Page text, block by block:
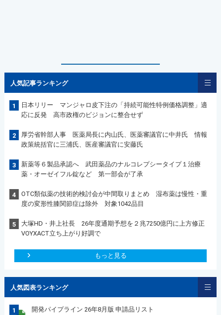
人気記事ランキング
1
日本リリー マンジャロ皮下注の「持続可能性特例価格調整」適
応に反発 高市政権のビジョンに整合せず
2
厚労省幹部人事 医薬局長に内山氏、医薬審議官に中井氏 情報
政策統括官に三浦氏、医産審議官に安藤氏
3
新薬等６製品承認へ 武田薬品のナルコレプシータイプ１治療
薬・オーゼイフル錠など 第一部会が了承
4
OTC類似薬の技術的検討会が中間取りまとめ 湿布薬は慢性・重
度の変形性膝関節症は除外 対象1042品目
5
大塚HD・井上社長 26年度通期予想を２兆7250億円に上方修正
VOYXACT立ち上がり好調で
もっと見る
人気図表ランキング
1 開発パイプライン 26年8月版 申請品リスト